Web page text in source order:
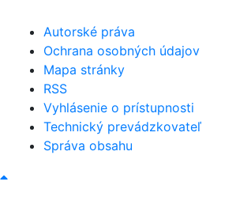
Autorské práva
Ochrana osobných údajov
Mapa stránky
RSS
Vyhlásenie o prístupnosti
Technický prevádzkovateľ
Správa obsahu